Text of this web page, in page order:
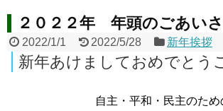
２０２２年 年頭のごあい
2022/1/1 2022/5/28 新年挨拶
新年あけましておめでとう
自主・平和・民主のた